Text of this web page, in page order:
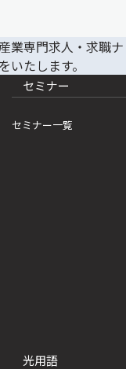
セミナー
セミナー一覧
光用語